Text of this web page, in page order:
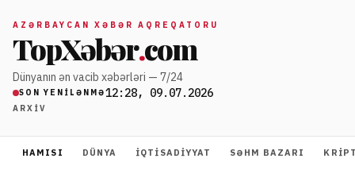
AZƏRBAYCAN XƏBƏR AQREQATORU
TopXəbər.com
Dünyanın ən vacib xəbərləri — 7/24
SON YENILƏNMƏ12:28, 09.07.2026
ARXIV
HAMISI DÜNYA İQTISADIYYAT SƏHM BAZARI